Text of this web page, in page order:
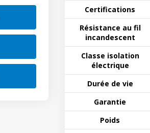
Certifications
Résistance au fil
incandescent
Classe isolation
électrique
Durée de vie
Garantie
Poids